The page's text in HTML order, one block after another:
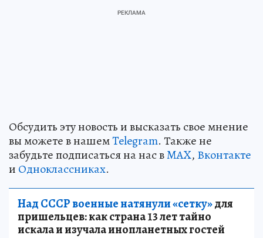
Обсудить эту новость и высказать свое мнение
вы можете в нашемTelegram. Также не
забудьте подписаться на нас вMAX, Вконтакте
и Одноклассниках.
Над СССР военные натянули «сетку»для
пришельцев: как страна 13 лет тайно
искала и изучала инопланетных гостей